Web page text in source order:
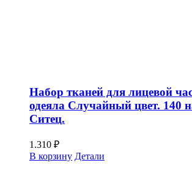
Набор тканей для лицевой
одеяла Случайный цвет. 140
Ситец.
1.310 ₽
В корзину Детали